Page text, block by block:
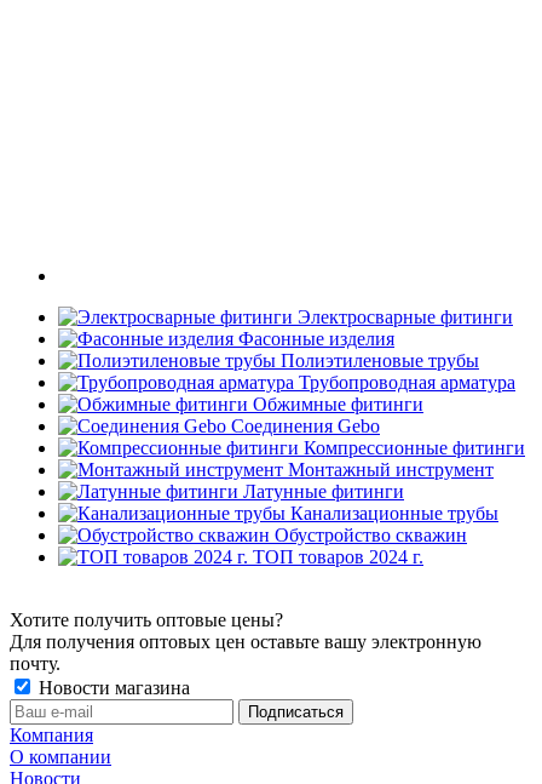
Электросварные фитинги
Фасонные изделия
Полиэтиленовые трубы
Трубопроводная арматура
Обжимные фитинги
Соединения Gebo
Компрессионные фитинги
Монтажный инструмент
Латунные фитинги
Канализационные трубы
Обустройство скважин
ТОП товаров 2024 г.
Хотите получить оптовые цены?
Для получения оптовых цен оставьте вашу электронную
почту.
Новости магазина
Компания
О компании
Новости